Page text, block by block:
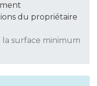
du propriétaire
surface minimum